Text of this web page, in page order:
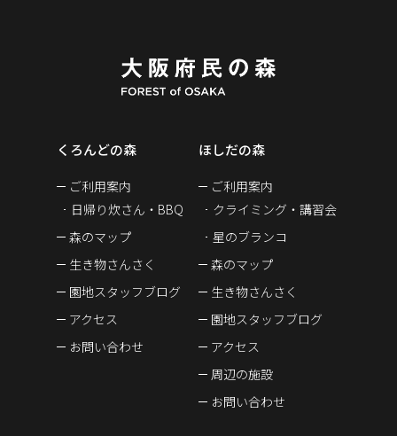
くろんどの森
ご利用案内
日帰り炊さん・BBQ
森のマップ
生き物さんさく
園地スタッフブログ
アクセス
お問い合わせ
ほしだの森
ご利用案内
クライミング・講習会
星のブランコ
森のマップ
生き物さんさく
園地スタッフブログ
アクセス
周辺の施設
お問い合わせ